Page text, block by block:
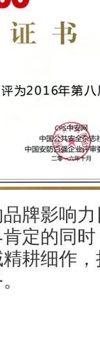
影响力
定的同
耕细作